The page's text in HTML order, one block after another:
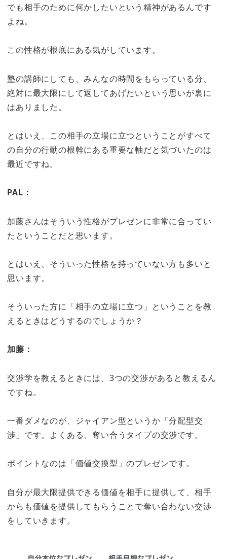
でも相手のために何かしたいという精神があるんです
よね。
この性格が根底にある気がしています。
塾の講師にしても、みんなの時間をもらっている分、
絶対に最大限にして返してあげたいという思いが裏に
はありました。
とはいえ、この相手の立場に立つということがすべて
の自分の行動の根幹にある重要な軸だと気づいたのは
最近ですね。
PAL：
加藤さんはそういう性格がプレゼンに非常に合ってい
たということだと思います。
とはいえ、そういった性格を持っていない方も多いと
思います。
そういった方に「相手の立場に立つ」ということを教
えるときはどうするのでしょうか？
加藤：
交渉学を教えるときには、3つの交渉があると教えるん
ですね。
一番ダメなのが、ジャイアン型というか「分配型交
渉」です。よくある、奪い合うタイプの交渉です。
ポイントなのは「価値交換型」のプレゼンです。
自分が最大限提供できる価値を相手に提供して、相手
からも価値を提供してもらうことで奪い合わない交渉
をしていきます。